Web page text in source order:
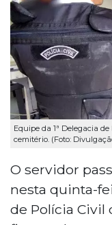
Equipe da 1ª Delegacia
cemitério. (Foto:
O servidor
nesta quinta-
de Polícia Civil